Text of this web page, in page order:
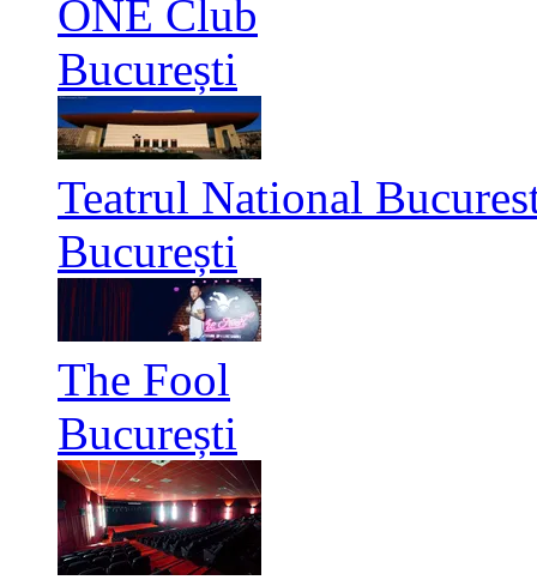
ONE Club
București
Teatrul National
București
The Fool
București